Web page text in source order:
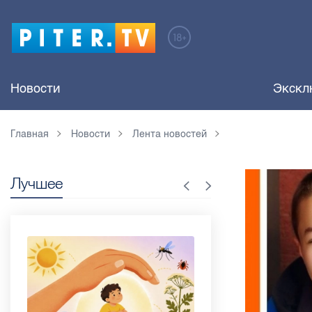
Новости
Главная Новости Лента новостей
Лучшее